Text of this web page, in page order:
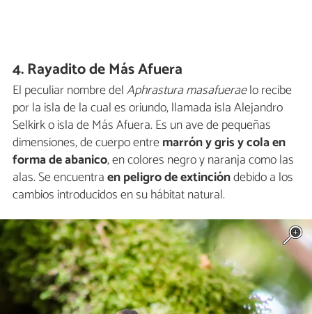
4. Rayadito de Más Afuera
El peculiar nombre delAphrastura masafueraelo recibe
por la isla de la cual es oriundo, llamada isla Alejandro
Selkirk o isla de Más Afuera. Es un ave de pequeñas
dimensiones, de cuerpo entremarrón y gris y cola en
forma de abanico, en colores negro y naranja como las
alas. Se encuentraen peligro de extincióndebido a los
cambios introducidos en su hábitat natural.